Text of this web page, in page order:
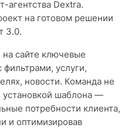
агентства Dextra.
на готовом решении
3.0.
сайте ключевые
фильтрами, услуги,
новости. Команда не
установкой шаблона —
потребности клиента,
и оптимизировав